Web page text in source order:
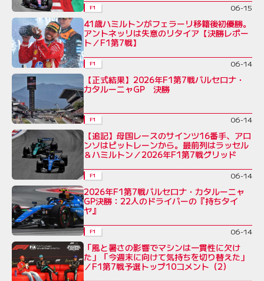
F1 06-15
41歳ハミルトンがフェラーリ移籍後初優勝。
アントネッリは失意のリタイア【決勝レポー
ト／F1第7戦】
F1 06-14
【正式結果】2026年F1第7戦バルセロナ・
カタルーニャGP 決勝
F1 06-14
【追記】母国レースのサインツ16番手、アロ
ンソはピットレーンから。最前列はラッセル
＆ハミルトン／2026年F1第7戦グリッド
F1 06-14
2026年F1第7戦バルセロナ・カタルーニャ
GP決勝：22人のドライバーの『持ちタイ
ヤ』
F1 06-14
「風と暑さの影響でマシンは一貫性に欠け
た」「今週末に向けて気持ちを切り替えた」
／F1第7戦予選トップ10コメント（2）